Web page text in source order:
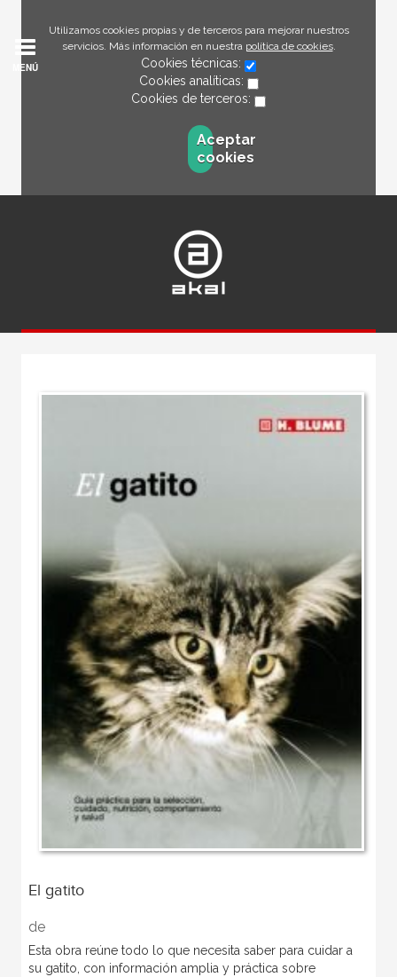
Utilizamos cookies propias y de terceros para mejorar nuestros
servicios. Más información en nuestra política de cookies.
Cookies técnicas:
Cookies analíticas:
Cookies de terceros:
Aceptar
cookies
MENÚ
El gatito
de
Esta obra reúne todo lo que necesita saber para cuidar a
su gatito, con información amplia y práctica sobre